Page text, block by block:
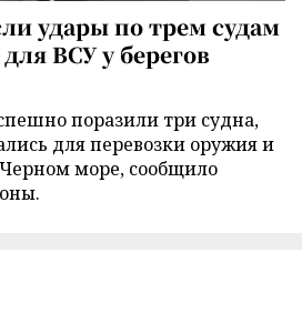
удары по трем судам
ВСУ у берегов
поразили три судна,
для перевозки оружия и
море, сообщило